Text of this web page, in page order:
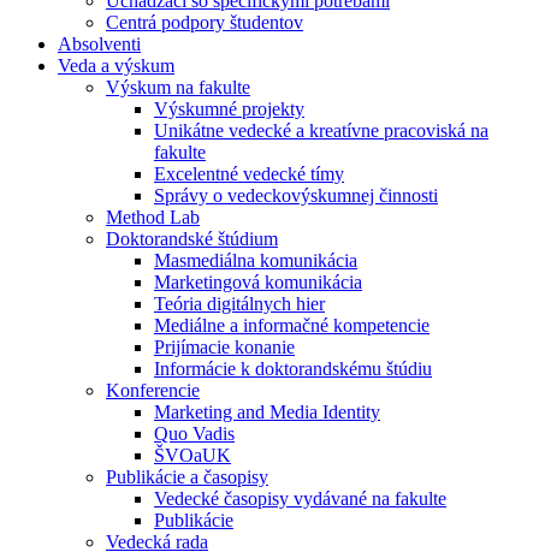
Centrá podpory študentov
Absolventi
Veda a výskum
Výskum na fakulte
Výskumné projekty
Unikátne vedecké a kreatívne pracoviská na
fakulte
Excelentné vedecké tímy
Správy o vedeckovýskumnej činnosti
Method Lab
Doktorandské štúdium
Masmediálna komunikácia
Marketingová komunikácia
Teória digitálnych hier
Mediálne a informačné kompetencie
Prijímacie konanie
Informácie k doktorandskému štúdiu
Konferencie
Marketing and Media Identity
Quo Vadis
ŠVOaUK
Publikácie a časopisy
Vedecké časopisy vydávané na fakulte
Publikácie
Vedecká rada